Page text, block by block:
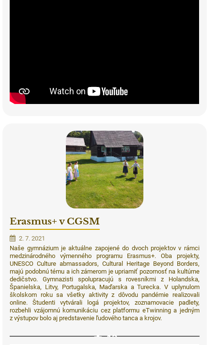
Erasmus+ v CGSM
2. 7. 2021
Naše gymnázium je aktuálne zapojené do dvoch projektov v rámci
medzinárodného výmenného programu Erasmus+. Oba projekty,
UNESCO Culture abmassadors, Cultural Heritage Beyond Borders,
majú podobnú tému a ich zámerom je upriamiť pozornosť na kultúrne
dedičstvo. Gymnazisti spolupracujú s rovesníkmi z Holandska,
Španielska, Litvy, Portugalska, Maďarska a Turecka. V uplynulom
školskom roku sa všetky aktivity z dôvodu pandémie realizovali
online. Študenti vytvárali logá projektov, zoznamovacie padlety,
rozbehli vzájomnú komunikáciu cez platformu eTwinning a jedným
z výstupov bolo aj predstavenie ľudového tanca a krojov.
13